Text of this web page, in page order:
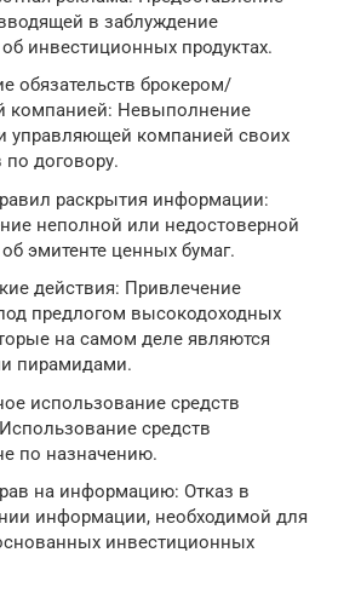
в заблуждение
инвестиционных продуктах.
обязательств брокером/
компанией: Невыполнение
управляющей компанией своих
по договору.
раскрытия информации:
неполной или недостоверной
эмитенте ценных бумаг.
действия: Привлечение
предлогом высокодоходных
на самом деле являются
пирамидами.
использование средств
средств
по назначению.
на информацию: Отказ в
информации, необходимой для
инвестиционных